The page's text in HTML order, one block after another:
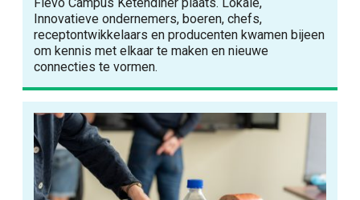
Flevo Campus Ketendiner plaats. Lokale,
Innovatieve ondernemers, boeren, chefs,
receptontwikkelaars en producenten kwamen bijeen
om kennis met elkaar te maken en nieuwe
connecties te vormen.